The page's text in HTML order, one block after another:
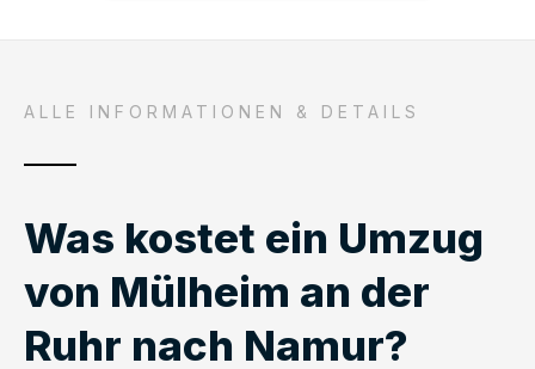
ALLE INFORMATIONEN & DETAILS
Was kostet ein Umzug
von Mülheim an der
Ruhr nach Namur?